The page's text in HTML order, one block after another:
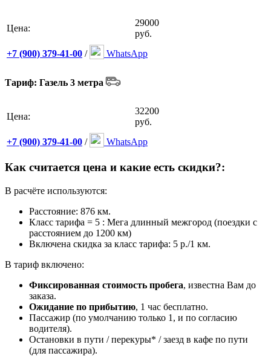
Цена:
29000
руб.
+7 (900) 379-41-00 / WhatsApp
Тариф: Газель 3 метра
Цена:
32200
руб.
+7 (900) 379-41-00 / WhatsApp
Как считается цена и какие есть скидки?:
В расчёте используются:
Расстояние: 876 км.
Класс тарифа = 5 : Мега длинный межгород (поездки с
расстоянием до 1200 км)
Включена скидка за класс тарифа: 5 р./1 км.
В тариф включено:
Фиксированная стоимость пробега, известна Вам до
заказа.
Ожидание по прибытию, 1 час бесплатно.
Пассажир (по умолчанию только 1, и по согласию
водителя).
Остановки в пути / перекуры* / заезд в кафе по пути
(для пассажира).